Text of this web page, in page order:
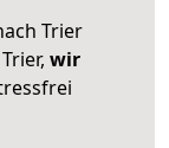
Trier
wir